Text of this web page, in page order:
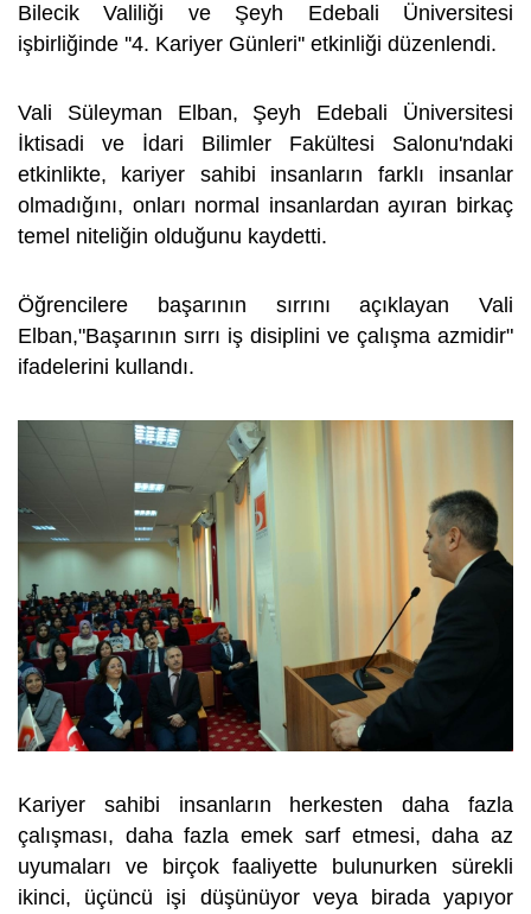
Bilecik Valiliği ve Şeyh Edebali Üniversitesi
işbirliğinde ''4. Kariyer Günleri'' etkinliği düzenlendi.
Vali Süleyman Elban, Şeyh Edebali Üniversitesi
İktisadi ve İdari Bilimler Fakültesi Salonu'ndaki
etkinlikte, kariyer sahibi insanların farklı insanlar
olmadığını, onları normal insanlardan ayıran birkaç
temel niteliğin olduğunu kaydetti.
Öğrencilere başarının sırrını açıklayan Vali
Elban,"Başarının sırrı iş disiplini ve çalışma azmidir"
ifadelerini kullandı.
Kariyer sahibi insanların herkesten daha fazla
çalışması, daha fazla emek sarf etmesi, daha az
uyumaları ve birçok faaliyette bulunurken sürekli
ikinci, üçüncü işi düşünüyor veya birada yapıyor